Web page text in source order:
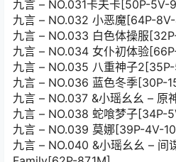
九言 – NO.031卡夫卡[50P-5V-
九言 – NO.032 小恶魔[64P-
九言 – NO.033 白色体操服
九言 – NO.034 女仆初体验
九言 – NO.035 八重神子
九言 – NO.036 蓝色冬季[30P-
九言 – NO.037 &小瑶幺幺 –
九言 – NO.038 蛇喰梦子[34P-
九言 – NO.039 莫娜[39P-4V-
九言 – NO.040 &小瑶幺幺 – 间